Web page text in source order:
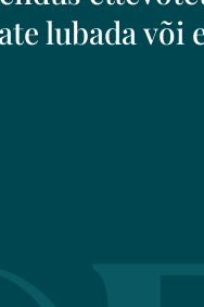
lubada või